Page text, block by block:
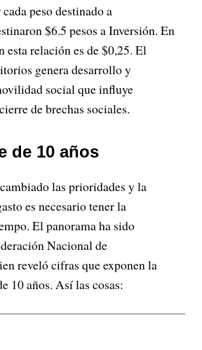
peso destinado a
$6.5 pesos a Inversión. En
esta relación es de $0,25. El
genera desarrollo y
social que influye
de brechas sociales.
de 10 años
las prioridades y la
es necesario tener la
El panorama ha sido
Nacional de
reveló cifras que exponen la
10 años. Así las cosas: